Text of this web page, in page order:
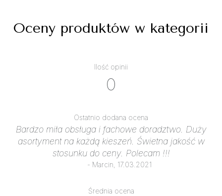
Oceny produktów w kategorii
Ilość opinii
0
Ostatnio dodana ocena
Bardzo miła obsługa i fachowe doradztwo. Duży
asortyment na każdą kieszeń. Świetna jakość w
stosunku do ceny. Polecam !!!
- Marcin, 17.03.2021
Średnia ocena